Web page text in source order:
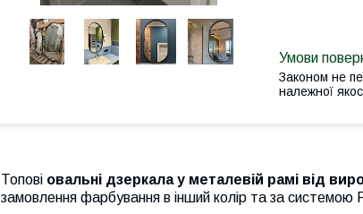
Законом не
належної
Топові овальні дзеркала у металевій рамі від
замовлення фарбування в інший колір та за системою